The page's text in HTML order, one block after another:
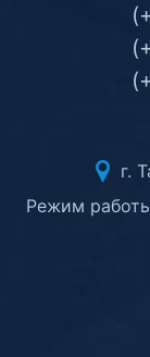
г.
Режим